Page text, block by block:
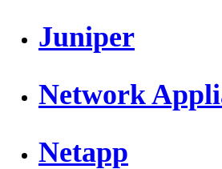
Juniper
Network
Netapp